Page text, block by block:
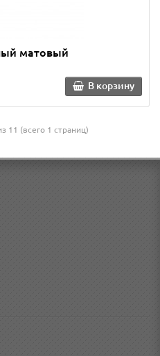
матовый
В корзину
11 (всего 1 страниц)